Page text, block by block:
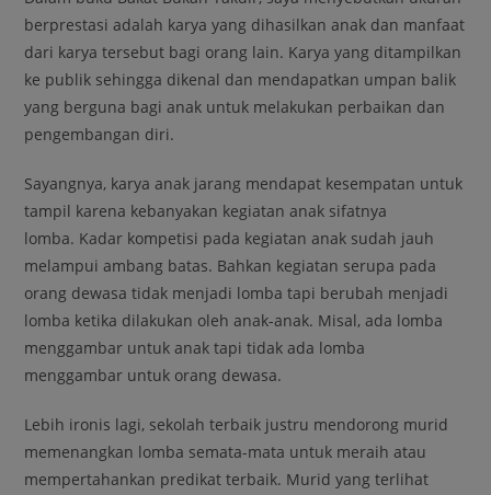
berprestasi adalah karya yang dihasilkan anak dan manfaat
dari karya tersebut bagi orang lain. Karya yang ditampilkan
ke publik sehingga dikenal dan mendapatkan umpan balik
yang berguna bagi anak untuk melakukan perbaikan dan
pengembangan diri.
Sayangnya, karya anak jarang mendapat kesempatan untuk
tampil karena kebanyakan kegiatan anak sifatnya
lomba. Kadar kompetisi pada kegiatan anak sudah jauh
melampui ambang batas. Bahkan kegiatan serupa pada
orang dewasa tidak menjadi lomba tapi berubah menjadi
lomba ketika dilakukan oleh anak-anak. Misal, ada lomba
menggambar untuk anak tapi tidak ada lomba
menggambar untuk orang dewasa.
Lebih ironis lagi, sekolah terbaik justru mendorong murid
memenangkan lomba semata-mata untuk meraih atau
mempertahankan predikat terbaik. Murid yang terlihat